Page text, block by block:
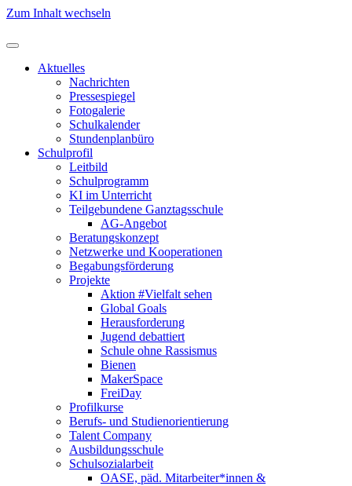
Zum Inhalt wechseln
Aktuelles
Nachrichten
Pressespiegel
Fotogalerie
Schulkalender
Stundenplanbüro
Schulprofil
Leitbild
Schulprogramm
KI im Unterricht
Teilgebundene Ganztagsschule
AG-Angebot
Beratungskonzept
Netzwerke und Kooperationen
Begabungsförderung
Projekte
Aktion #Vielfalt sehen
Global Goals
Herausforderung
Jugend debattiert
Schule ohne Rassismus
Bienen
MakerSpace
FreiDay
Profilkurse
Berufs- und Studienorientierung
Talent Company
Ausbildungsschule
Schulsozialarbeit
OASE, päd. Mitarbeiter*innen &